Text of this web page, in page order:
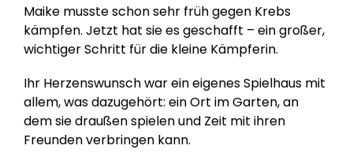
Maike musste schon sehr früh gegen Krebs
kämpfen. Jetzt hat sie es geschafft – ein großer,
wichtiger Schritt für die kleine Kämpferin.
Ihr Herzenswunsch war ein eigenes Spielhaus mit
allem, was dazugehört: ein Ort im Garten, an
dem sie draußen spielen und Zeit mit ihren
Freunden verbringen kann.